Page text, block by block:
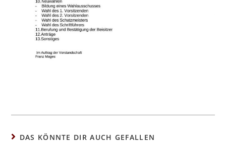
DAS KÖNNTE DIR AUCH GEFALLEN